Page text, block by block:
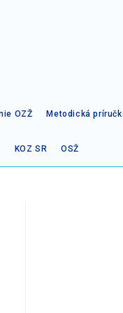
OZŽ Metodická
KOZ SR OSŽ